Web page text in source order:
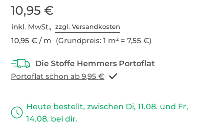
10,95 €
inkl. MwSt.,zzgl. Versandkosten
10,95 € / m (Grundpreis: 1 m² = 7,55 €)
Portoflat schon ab 9,95 €
Heute bestellt, zwischen Di, 11.08. und Fr,
14.08. bei dir.